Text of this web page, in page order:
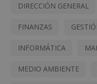
DIRECCIÓN GENERAL
FINANZAS
INFORMÁTICA
MEDIO AMBIENTE